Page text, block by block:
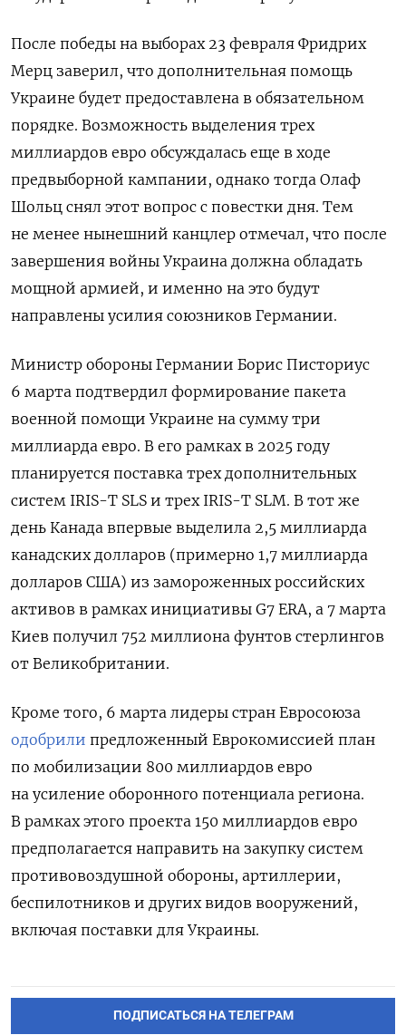
После победы на выборах 23 февраля Фридрих
Мерц заверил, что дополнительная помощь
Украине будет предоставлена в обязательном
порядке. Возможность выделения трех
миллиардов евро обсуждалась еще в ходе
предвыборной кампании, однако тогда Олаф
Шольц снял этот вопрос с повестки дня. Тем
не менее нынешний канцлер отмечал, что после
завершения войны Украина должна обладать
мощной армией, и именно на это будут
направлены усилия союзников Германии.
Министр обороны Германии Борис Писториус
6 марта подтвердил формирование пакета
военной помощи Украине на сумму три
миллиарда евро. В его рамках в 2025 году
планируется поставка трех дополнительных
систем IRIS-T SLS и трех IRIS-T SLM. В тот же
день Канада впервые выделила 2,5 миллиарда
канадских долларов (примерно 1,7 миллиарда
долларов США) из замороженных российских
активов в рамках инициативы G7 ERA, а 7 марта
Киев получил 752 миллиона фунтов стерлингов
от Великобритании.
Кроме того, 6 марта лидеры стран Евросоюза
одобрили предложенный Еврокомиссией план
по мобилизации 800 миллиардов евро
на усиление оборонного потенциала региона.
В рамках этого проекта 150 миллиардов евро
предполагается направить на закупку систем
противовоздушной обороны, артиллерии,
беспилотников и других видов вооружений,
включая поставки для Украины.
ПОДПИСАТЬСЯ НА ТЕЛЕГРАМ